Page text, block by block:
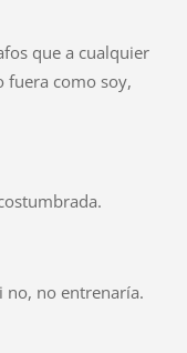
que a cualquier
fuera como soy,
no, no entrenaría.